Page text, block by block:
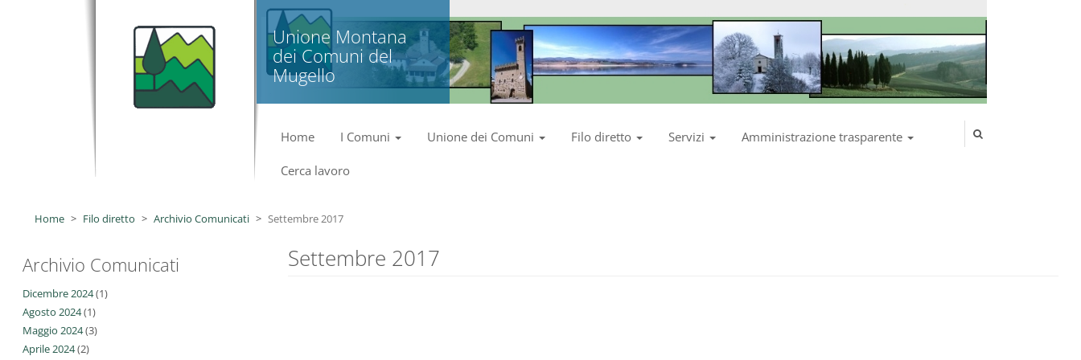
Unione Montana
dei Comuni del
Mugello
Home I Comuni Unione dei Comuni Filo diretto Servizi Amministrazione trasparente
Cerca lavoro
Home Filo diretto Archivio Comunicati Settembre 2017
Settembre 2017
Archivio Comunicati
Dicembre 2024(1)
Agosto 2024(1)
Maggio 2024(3)
Aprile 2024(2)